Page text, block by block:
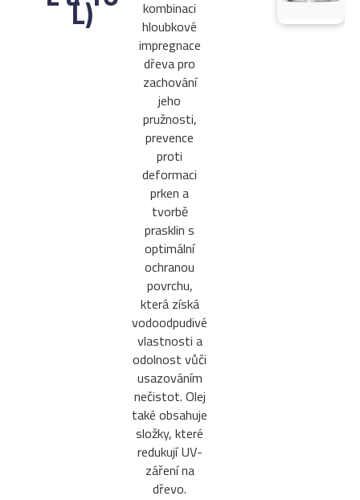
L)
kombinaci
hloubkové
impregnace
dřeva pro
zachování
jeho
pružnosti,
prevence
proti
deformaci
prken a
tvorbě
prasklin s
optimální
ochranou
povrchu,
která získá
vodoodpudivé
vlastnosti a
odolnost vůči
usazováním
nečistot. Olej
také obsahuje
složky, které
redukují UV-
záření na
dřevo.